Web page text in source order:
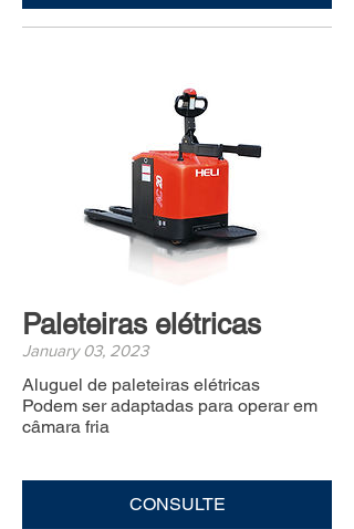
Paleteiras elétricas
January 03, 2023
Aluguel de paleteiras elétricas
Podem ser adaptadas para operar em
câmara fria
CONSULTE